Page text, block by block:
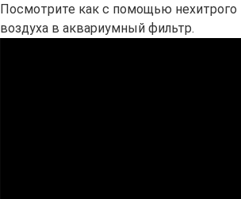
Посмотрите как с помощью нехитрого
воздуха в аквариумный фильтр.